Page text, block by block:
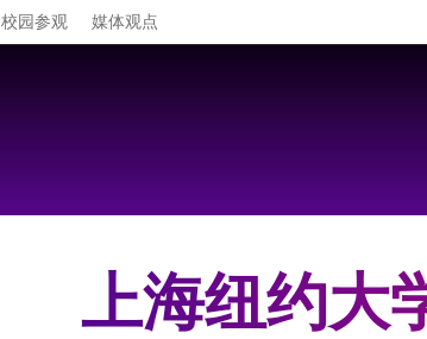
校园参观 媒体观点
上海纽约大